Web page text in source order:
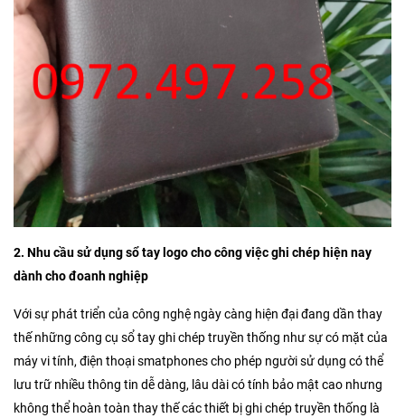
2. Nhu cầu sử dụng sổ tay logo cho công việc ghi chép hiện nay
dành cho đoanh nghiệp
Với sự phát triển của công nghệ ngày càng hiện đại đang dần thay
thế những công cụ sổ tay ghi chép truyền thống như sự có mặt của
máy vi tính, điện thoại smatphones cho phép người sử dụng có thể
lưu trữ nhiều thông tin dễ dàng, lâu dài có tính bảo mật cao nhưng
không thể hoàn toàn thay thế các thiết bị ghi chép truyền thống là